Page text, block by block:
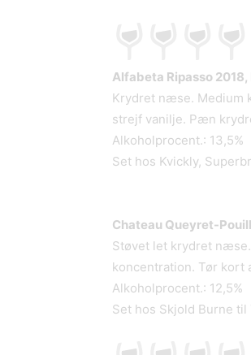
Alfabeta Ripasso 2018,
Krydret næse. Medium
strejf vanilje. Pæn
Alkoholprocent.: 13,5%
Set hos Kvickly,
Chateau Queyret-
Støvet let krydret
koncentration. Tør kort
Alkoholprocent.: 12,5%
Set hos Skjold Burne